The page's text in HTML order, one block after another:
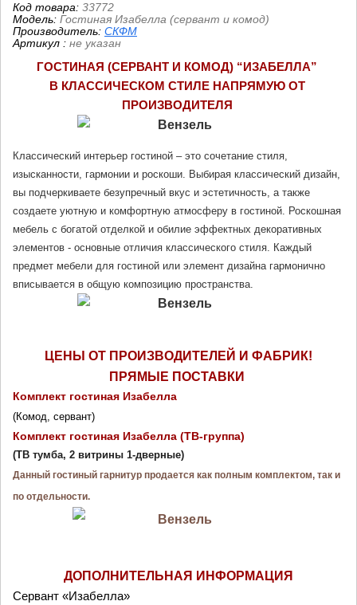
Код товара: 33772
Модель: Гостиная Изабелла (сервант и комод)
Производитель: СКФМ
Артикул : не указан
ГОСТИНАЯ (СЕРВАНТ И КОМОД) “ИЗАБЕЛЛА”
В КЛАССИЧЕСКОМ СТИЛЕ НАПРЯМУЮ ОТ
ПРОИЗВОДИТЕЛЯ
Классический интерьер гостиной – это сочетание стиля,
изысканности, гармонии и роскоши. Выбирая классический дизайн,
вы подчеркиваете безупречный вкус и эстетичность, а также
создаете уютную и комфортную атмосферу в гостиной. Роскошная
мебель с богатой отделкой и обилие эффектных декоративных
элементов - основные отличия классического стиля. Каждый
предмет мебели для гостиной или элемент дизайна гармонично
вписывается в общую композицию пространства.
ЦЕНЫ ОТ ПРОИЗВОДИТЕЛЕЙ И ФАБРИК!
ПРЯМЫЕ ПОСТАВКИ
Комплект гостиная Изабелла
(Комод, сервант)
Комплект гостиная Изабелла (ТВ-группа)
(ТВ тумба, 2 витрины 1-дверные)
Данный гостиный гарнитур продается как полным комплектом, так и
по отдельности.
ДОПОЛНИТЕЛЬНАЯ ИНФОРМАЦИЯ
Сервант «Изабелла»